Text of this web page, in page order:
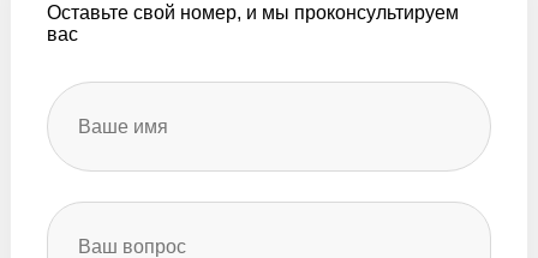
Оставьте свой номер, и мы проконсультируем
вас